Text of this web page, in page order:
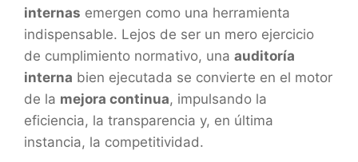
internas emergen como una herramienta
indispensable. Lejos de ser un mero ejercicio
de cumplimiento normativo, una auditoría
interna bien ejecutada se convierte en el motor
de la mejora continua, impulsando la
eficiencia, la transparencia y, en última
instancia, la competitividad.